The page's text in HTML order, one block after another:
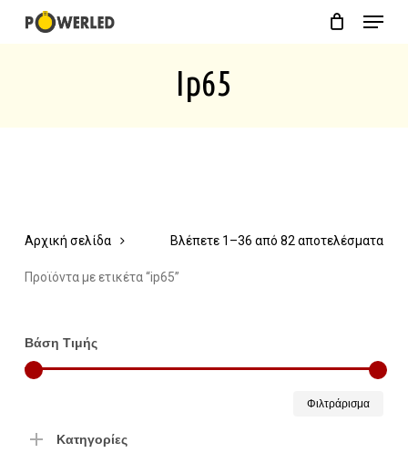
Menu
Ip65
Βλέπετε 1–36 από 82 αποτελέσματα
Αρχική σελίδα
Προϊόντα με ετικέτα “ip65”
Βάση Τιμής
Φιλτράρισμα
Κατηγορίες